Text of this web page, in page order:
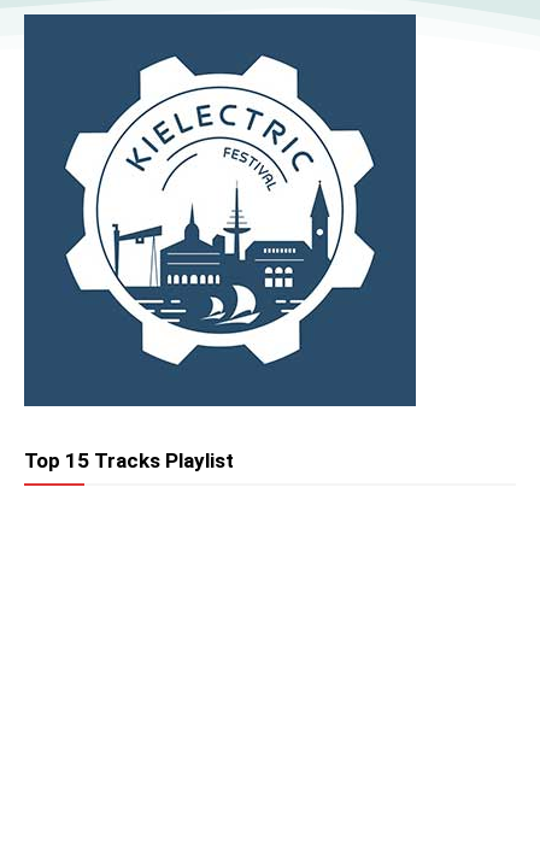
Top 15 Tracks Playlist